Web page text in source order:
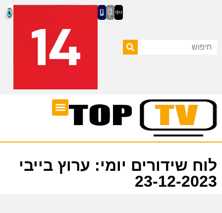
לוח שידורים יומי: ערוץ בייבי
23-12-2023